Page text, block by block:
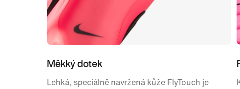
Měkký dotek
Lehká, speciálně navržená kůže FlyTouch je